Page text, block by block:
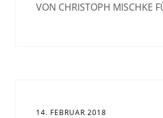
VON CHRISTOPH MISCHKE
14. FEBRUAR 2018